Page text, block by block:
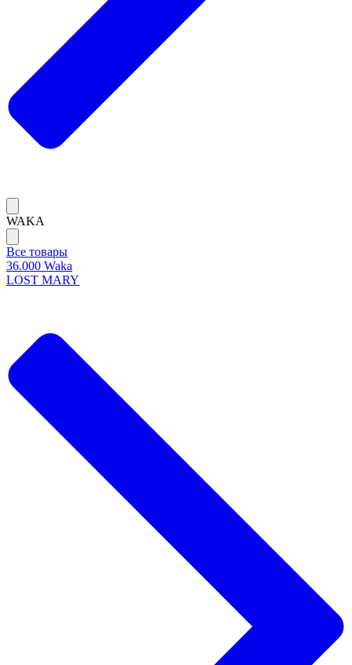
WAKA
Все товары
36.000 Waka
LOST MARY